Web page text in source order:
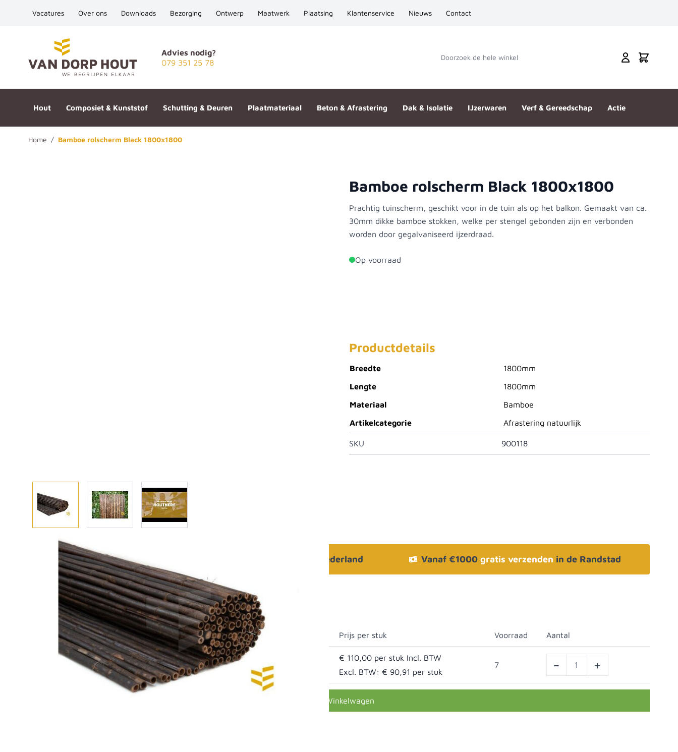
Vacatures Over ons Downloads Bezorging Ontwerp Maatwerk Plaatsing Klantenservice Nieuws Contact
Advies nodig?
079 351 25 78
Doorzoek de hele winkel Cart
Hout Composiet & Kunststof Schutting & Deuren Plaatmateriaal Beton & Afrastering Dak & Isolatie IJzerwaren Verf & Gereedschap Actie
Home / Bamboe rolscherm Black 1800x1800
Bamboe rolscherm Black 1800x1800
Prachtig tuinscherm, geschikt voor in de tuin als op het balkon. Gemaakt van ca.
30mm dikke bamboe stokken, welke per stengel gebonden zijn en verbonden
worden door gegalvaniseerd ijzerdraad.
Op voorraad
Productdetails
Breedte
1800mm
Lengte
1800mm
Materiaal
Bamboe
Artikelcategorie
Afrastering natuurlijk
SKU 900118
Afhalen? Kom gerust langs Bezorgen in heel Nederland Vanaf €1000 gratis verzenden in de Randstad
Selecteer afmetingen
Selecteer de gewenste afmetingen Prijs per stuk Voorraad Aantal
Bamboe rolscherm Black 1800x1800
€ 110,00
Excl. BTW: € 90,91
7 - +
In Winkelwagen